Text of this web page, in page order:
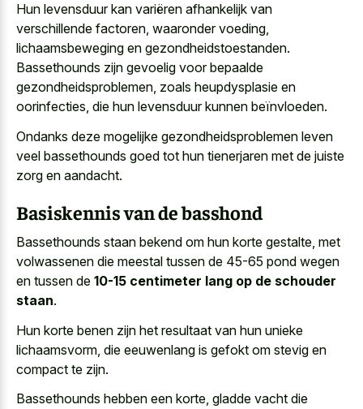
Hun levensduur kan variëren afhankelijk van
verschillende factoren, waaronder voeding,
lichaamsbeweging en gezondheidstoestanden.
Bassethounds zijn gevoelig voor bepaalde
gezondheidsproblemen, zoals heupdysplasie en
oorinfecties, die hun levensduur kunnen beïnvloeden.
Ondanks deze mogelijke gezondheidsproblemen leven
veel bassethounds goed tot hun tienerjaren met de juiste
zorg en aandacht.
Basiskennis van de basshond
Bassethounds staan bekend om hun korte gestalte, met
volwassenen die meestal tussen de 45-65 pond wegen
en tussen de 10-15 centimeter lang op de schouder
staan.
Hun korte benen zijn het resultaat van hun unieke
lichaamsvorm, die eeuwenlang is gefokt om stevig en
compact te zijn.
Bassethounds hebben een korte, gladde vacht die